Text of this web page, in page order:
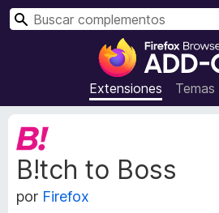
B
u
s
c
Extensiones Temas
B
B!tch to Boss
por Firefox
M
e
t
a
d